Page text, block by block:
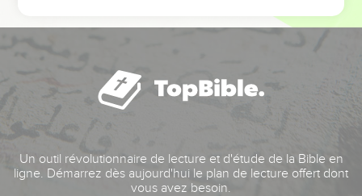
Un outil révolutionnaire de lecture et d'étude de la Bible en
ligne. Démarrez dès aujourd'hui le plan de lecture offert dont
vous avez besoin.